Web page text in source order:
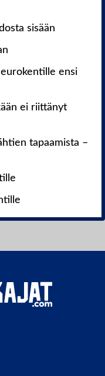
sisään
ensi
ei riittänyt
tapaamista –